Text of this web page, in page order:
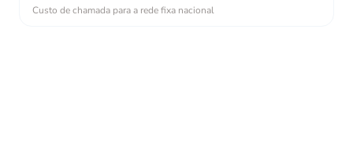
Custo de chamada para a rede fixa nacional